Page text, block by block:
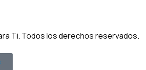
Ti. Todos los derechos reservados.